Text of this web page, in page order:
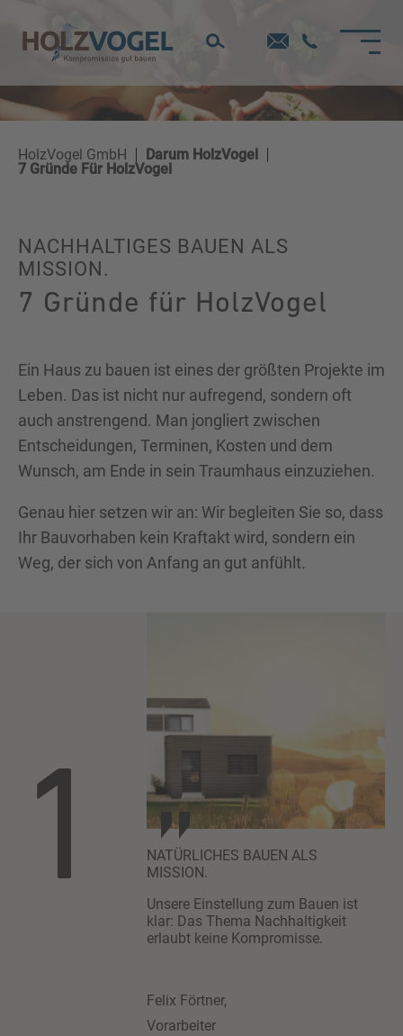
zum
HolzVogel GmbH
Darum HolzVogel
7 Gründe Für HolzVogel
NACHHALTIGES BAUEN ALS
MISSION.
7 Gründe für HolzVogel
Ein Haus zu bauen ist eines der größten Projekte im
Leben. Das ist nicht nur aufregend, sondern oft
auch anstrengend. Man jongliert zwischen
Entscheidungen, Terminen, Kosten und dem
Wunsch, am Ende in sein Traumhaus einzuziehen.
Genau hier setzen wir an: Wir begleiten Sie so, dass
Ihr Bauvorhaben kein Kraftakt wird, sondern ein
Weg, der sich von Anfang an gut anfühlt.
1
NATÜRLICHES BAUEN ALS
MISSION.
Unsere Einstellung zum Bauen ist
klar: Das Thema Nachhaltigkeit
erlaubt keine Kompromisse.
Felix Förtner,
Vorarbeiter